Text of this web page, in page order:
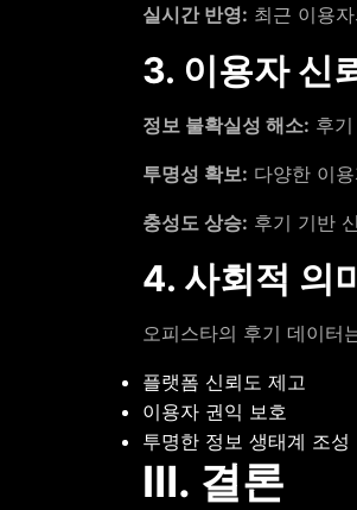
실시간 반영: 최근 이용
3. 이용자 신
정보 불확실성 해소: 후
투명성 확보: 다양한 이
충성도 상승: 후기 기반
4. 사회적 의
오피스타의 후기 데이터
플랫폼 신뢰도 제고
이용자 권익 보호
투명한 정보 생태계 조성
Ⅲ. 결론